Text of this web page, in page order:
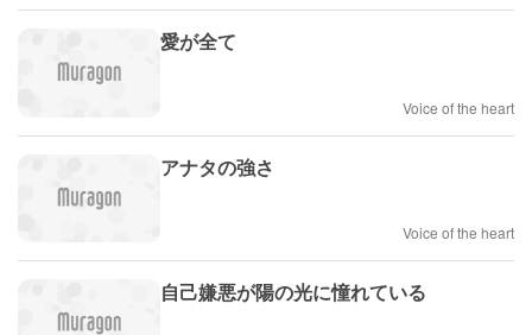
愛が全て
Voice of the heart
アナタの強さ
Voice of the heart
自己嫌悪が陽の光に憧れている